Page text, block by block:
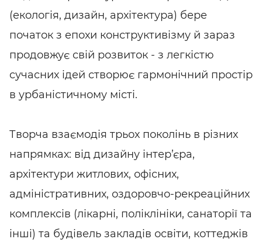
(екологія, дизайн, архітектура) бере
початок з епохи конструктивізму й зараз
продовжує свій розвиток - з легкістю
сучасних ідей створює гармонічний простір
в урбаністичному місті.
Творча взаємодія трьох поколінь в різних
напрямках: від дизайну інтер’єра,
архітектури житлових, офісних,
адміністративних, оздоровчо-рекреаційних
комплексів (лікарні, поліклініки, санаторії та
інші) та будівель закладів освіти, коттеджів